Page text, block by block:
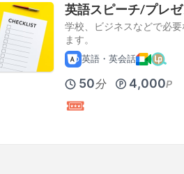
英語スピーチ/プレ
学校、ビジネスなどで必
ます。
英語・英会話
50分 4,000P